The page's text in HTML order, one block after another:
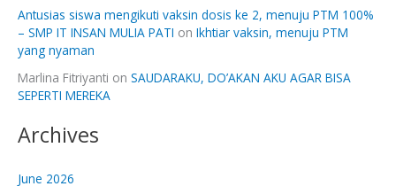
Antusias siswa mengikuti vaksin dosis ke 2, menuju PTM 100%
– SMP IT INSAN MULIA PATI on Ikhtiar vaksin, menuju PTM
yang nyaman
Marlina Fitriyanti on SAUDARAKU, DO’AKAN AKU AGAR BISA
SEPERTI MEREKA
Archives
June 2026